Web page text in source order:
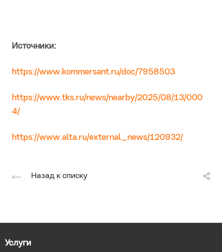
Источники:
https://www.kommersant.ru/doc/7958503
https://www.tks.ru/news/nearby/2025/08/13/000
4/
https://www.alta.ru/external_news/120932/
Назад к списку
Услуги